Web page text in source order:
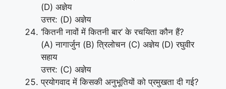
(D) अज्ञेय
उत्तर: (D) अज्ञेय
‘कितनी नावों में कितनी बार’ के रचयिता कौन हैं?
(A) नागार्जुन (B) त्रिलोचन (C) अज्ञेय (D) रघुवीर
सहाय
उत्तर: (C) अज्ञेय
प्रयोगवाद में किसकी अनुभूतियों को प्रमुखता दी गई?